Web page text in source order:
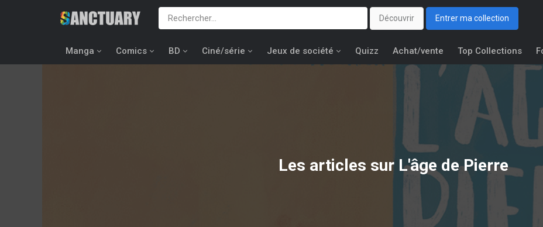
Découvrir Entrer ma collection
Manga Comics BD Ciné/série Jeux de société Quizz Achat/vente Top Collections
Les articles sur L'âge de Pierre